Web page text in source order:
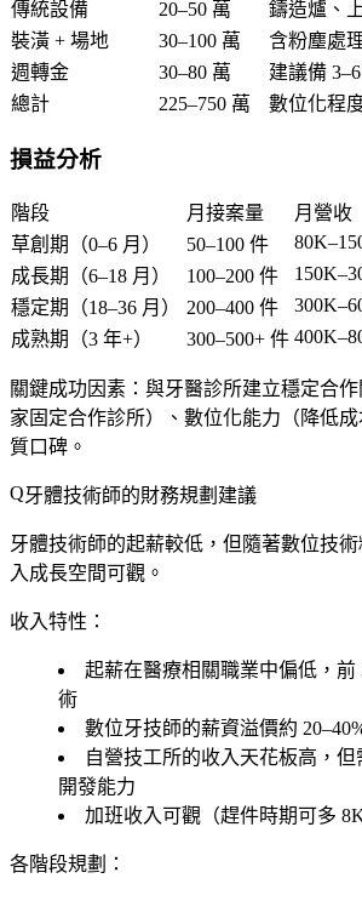
傳統設備 20–50 萬
鑄造爐、
裝潢 + 場地
30–100 萬
含粉塵處
週轉金
30–80 萬
建議備
總計
225–750 萬 數位化程
損益分析
階段 月接案量 月營收
草創期（0–6 月）
50–100 件
成長期（6–18 月）
100–200 件
穩定期（18–36 月）
200–400 件
成熟期（3 年+）
300–500+ 件
關鍵成功因素 ：與牙醫診所建立穩定合
家固定合作診所）、數位化能力（降低
質口碑。
牙體技術師的財務規劃建議
牙體技術師的起薪較低，但隨著數位技
入成長空間可觀。
收入特性：
起薪在醫療相關職業中偏低，前
術
數位牙技師的薪資溢價約
自營技工所的收入天花板高，
開發能力
加班收入可觀（趕件時期可多
各階段規劃：